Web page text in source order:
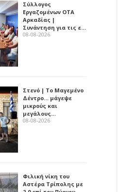
Σύλλογος
Εργαζομένων ΟΤΑ
Αρκαδίας |
Συνάντηση για τις ε…
08-08-2026
Στενό | Το Μαγεμένο
Δέντρο… μάγεψε
μικρούς και
μεγάλους…
08-08-2026
Φιλική νίκη του
Αστέρα Τρίπολης με